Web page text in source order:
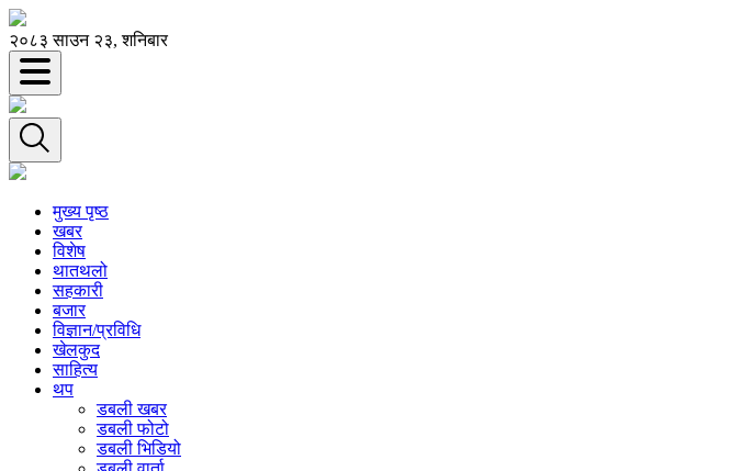
२०८३ साउन २३, शनिबार
मुख्य पृष्ठ
खबर
विशेष
थातथलो
सहकारी
बजार
विज्ञान/प्रविधि
खेलकुद
साहित्य
थप
डबली खबर
डबली फोटो
डबली भिडियो